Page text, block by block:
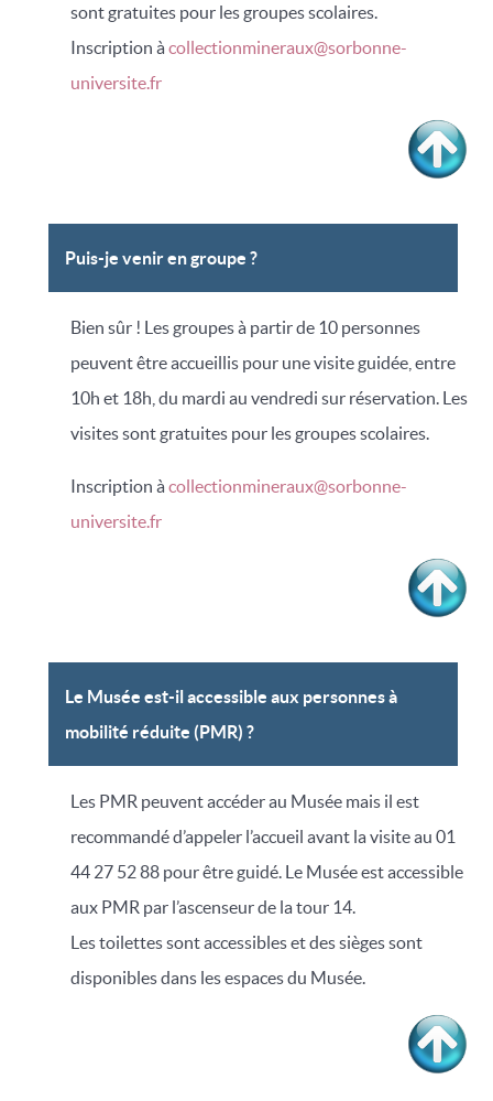
sont gratuites pour les groupes scolaires.
Inscription àcollectionmineraux@sorbonne-
universite.fr
Puis-je venir en groupe ?
Bien sûr ! Les groupes à partir de 10 personnes
peuvent être accueillis pour une visite guidée, entre
10h et 18h, du mardi au vendredi sur réservation. Les
visites sont gratuites pour les groupes scolaires.
Inscription àcollectionmineraux@sorbonne-
universite.fr
Le Musée est-il accessible aux personnes à
mobilité réduite (PMR) ?
Les PMR peuvent accéder au Musée mais il est
recommandé d’appeler l’accueil avant la visite au 01
44 27 52 88 pour être guidé. Le Musée est accessible
aux PMR par l’ascenseur de la tour 14.
Les toilettes sont accessibles et des sièges sont
disponibles dans les espaces du Musée.